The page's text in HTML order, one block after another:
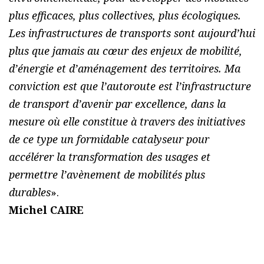
plus efficaces, plus collectives, plus écologiques.
Les infrastructures de transports sont aujourd’hui
plus que jamais au cœur des enjeux de mobilité,
d’énergie et d’aménagement des territoires. Ma
conviction est que l’autoroute est l’infrastructure
de transport d’avenir par excellence, dans la
mesure où elle constitue à travers des initiatives
de ce type un formidable catalyseur pour
accélérer la transformation des usages et
permettre l’avènement de mobilités plus
durables».
Michel CAIRE